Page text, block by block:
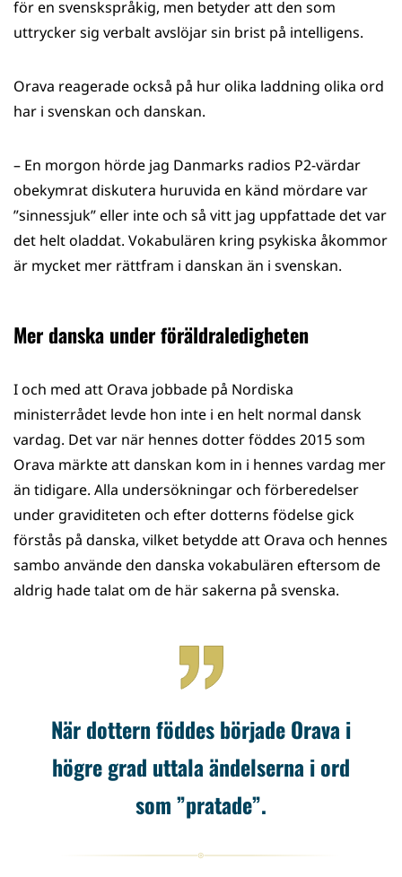
för en svenskspråkig, men betyder att den som
uttrycker sig verbalt avslöjar sin brist på intelligens.
Orava reagerade också på hur olika laddning olika ord
har i svenskan och danskan.
– En morgon hörde jag Danmarks radios P2-värdar
obekymrat diskutera huruvida en känd mördare var
”sinnessjuk” eller inte och så vitt jag uppfattade det var
det helt oladdat. Vokabulären kring psykiska åkommor
är mycket mer rättfram i danskan än i svenskan.
Mer danska under föräldraledigheten
I och med att Orava jobbade på Nordiska
ministerrådet levde hon inte i en helt normal dansk
vardag. Det var när hennes dotter föddes 2015 som
Orava märkte att danskan kom in i hennes vardag mer
än tidigare. Alla undersökningar och förberedelser
under graviditeten och efter dotterns födelse gick
förstås på danska, vilket betydde att Orava och hennes
sambo använde den danska vokabulären eftersom de
aldrig hade talat om de här sakerna på svenska.
När dottern föddes började Orava i
högre grad uttala ändelserna i ord
som ”pratade”.